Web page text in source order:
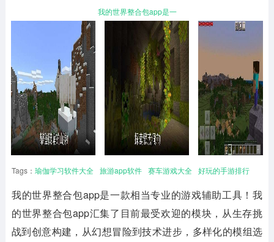
我的世界整合包app是一
Tags： 瑜伽学习软件大全 旅游app软件 赛车游戏大全 好玩的手游排行
我的世界整合包app是一款相当专业的游戏辅助工具！我
的世界整合包app汇集了目前最受欢迎的模块，从生存挑
战到创意构建，从幻想冒险到技术进步，多样化的模组选